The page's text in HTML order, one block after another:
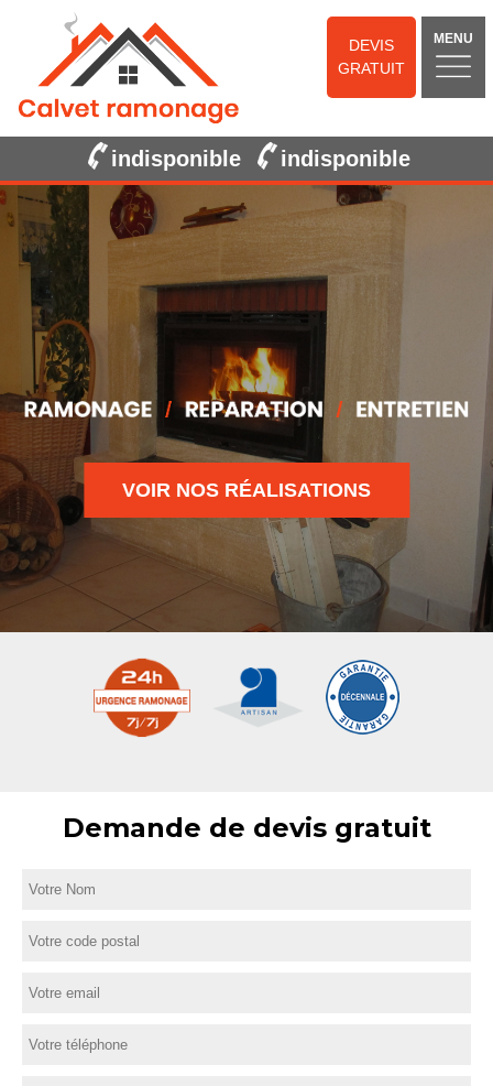
DEVIS
GRATUIT
MENU
indisponible indisponible
VOIR NOS RÉALISATIONS
Demande de devis gratuit